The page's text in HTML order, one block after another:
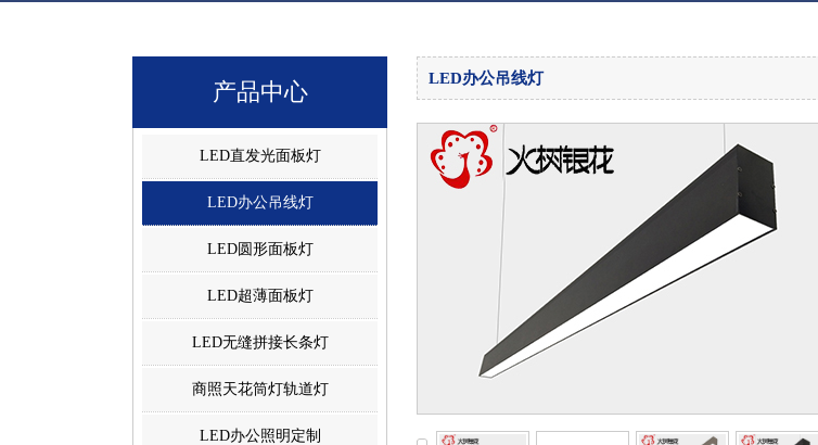
产品中心
LED直发光面板灯
LED办公吊线灯
LED圆形面板灯
LED超薄面板灯
LED无缝拼接长条灯
商照天花筒灯轨道灯
LED办公照明定制
LED办公吊线灯